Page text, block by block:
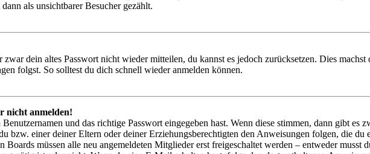
als unsichtbarer Besucher gezählt.
dein altes Passwort nicht wieder mitteilen, du kannst es jedoch zurücksetzen. Dies
folgst. So solltest du dich schnell wieder anmelden können.
nicht anmelden!
und das richtige Passwort eingegeben hast. Wenn diese stimmen, dann gibt es
bzw. einer deiner Eltern oder deiner Erziehungsberechtigten den Anweisungen folgen, die
müssen alle neu angemeldeten Mitglieder erst freigeschaltet werden – entweder musst